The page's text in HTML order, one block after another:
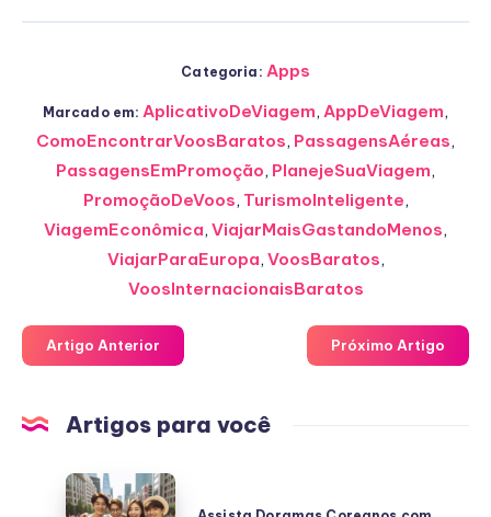
Categoria: Apps
Marcado em: AplicativoDeViagem,AppDeViagem,
ComoEncontrarVoosBaratos, PassagensAéreas,
PassagensEmPromoção, PlanejeSuaViagem,
PromoçãoDeVoos, TurismoInteligente,
ViagemEconômica, ViajarMaisGastandoMenos,
ViajarParaEuropa, VoosBaratos,
VoosInternacionaisBaratos
Artigo Anterior Próximo Artigo
Artigos para você
Assista
Doramas